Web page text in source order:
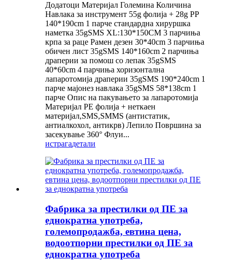
Додатоци Материјал Големина Количина
Навлака за инструмент 55g фолија + 28g PP
140*190cm 1 парче стандардна хируршка
наметка 35gSMS XL:130*150CM 3 парчиња
крпа за раце Рамен дезен 30*40cm 3 парчиња
обичен лист 35gSMS 140*160cm 2 парчиња
драперии за помош со лепак 35gSMS
40*60cm 4 парчиња хоризонтална
лапаротомија драперии 35gSMS 190*240cm 1
парче мајонез навлака 35gSMS 58*138cm 1
парче Опис на пакувањето за лапаротомија
Материјал PE фолија + неткаен
материјал,SMS,SMMS (антистатик,
антиалкохол, антикрв) Лепило Површина за
засекување 360° Флуи...
истрагадетали
Фабрика за престилки од ПЕ за
еднократна употреба,
големопродажба, евтина цена,
водоотпорни престилки од ПЕ за
еднократна употреба